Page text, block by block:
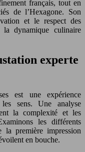
français, tout en
de l’Hexagone. Son
et le respect des
dynamique culinaire
experte
est une expérience
sens. Une analyse
la complexité et les
les différents
la première impression
en bouche.